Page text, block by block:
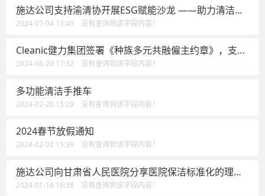
施达公司支持渝清协开展ESG赋能沙龙 ——助力清洁行
业建立可落地执行的解决方案
2024-07-04 13:49 没有查询到该字段内容！
Cleanic健力集团签署《种族多元共融僱主约章》，支持
种族共融平等
2024-06-20 17:32 没有查询到该字段内容！
多功能清洁手推车
2024-02-20 15:29 没有查询到该字段内容！
2024春节放假通知
2024-02-02 15:39 没有查询到该字段内容！
施达公司向甘肃省人民医院分享医院保洁标准化的理念
及落地案例的实践经验
2024-01-16 16:38 没有查询到该字段内容！